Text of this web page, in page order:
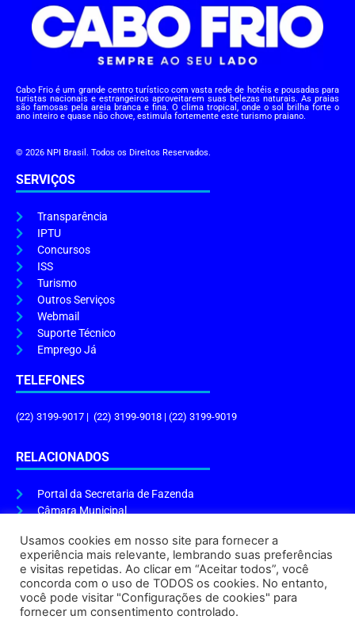
Cabo Frio é um grande centro turístico com vasta rede de hotéis e pousadas para
turistas nacionais e estrangeiros aproveitarem suas belezas naturais. As praias
são famosas pela areia branca e fina. O clima tropical, onde o sol brilha forte o
ano inteiro e quase não chove, estimula fortemente este turismo praiano.
© 2026 NPI Brasil. Todos os Direitos Reservados.
SERVIÇOS
Transparência
IPTU
Concursos
ISS
Turismo
Outros Serviços
Webmail
Suporte Técnico
Emprego Já
TELEFONES
(22) 3199-9017 | (22) 3199-9018 | (22) 3199-9019
RELACIONADOS
Portal da Secretaria de Fazenda
Câmara Municipal
ENDEREÇO E HORÁRIO
Endereço:Praça Tiradentes, s/n – Centro, Cabo Frio – RJ, 28906-290
Atendimento do Protocolo Geral da Prefeitura:9h às 16h
Usamos cookies em nosso site para fornecer a
experiência mais relevante, lembrando suas preferências
e visitas repetidas. Ao clicar em “Aceitar todos”, você
concorda com o uso de TODOS os cookies. No entanto,
você pode visitar "Configurações de cookies" para
fornecer um consentimento controlado.